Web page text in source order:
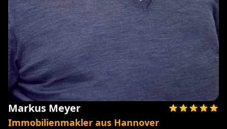
Markus Meyer
Immobilienmakler aus Hannover